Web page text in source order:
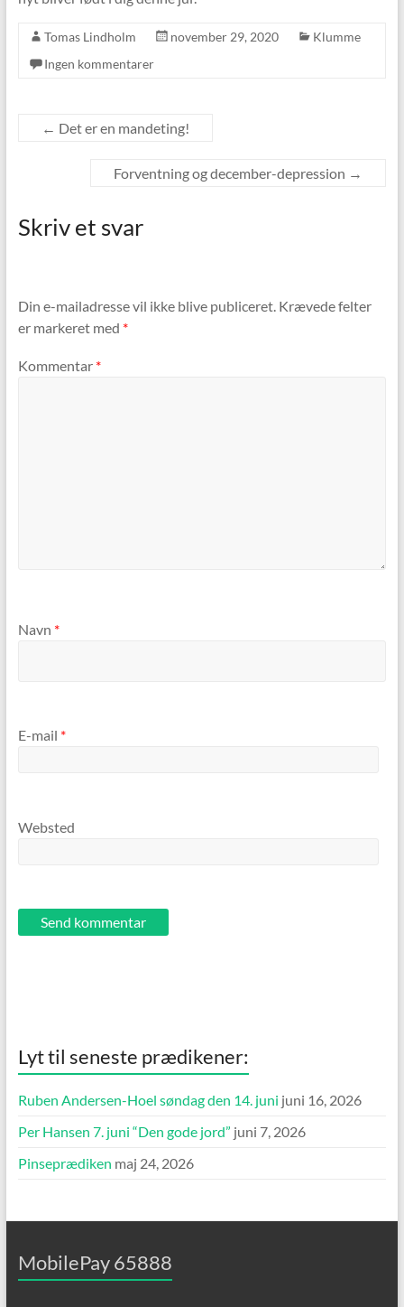
Tomas Lindholm november 29, 2020
Klumme
Ingen kommentarer
← Det er en mandeting!
Forventning og december-depression →
Skriv et svar
Din e-mailadresse vil ikke blive publiceret. Krævede felter
er markeret med *
Kommentar *
Navn *
E-mail *
Websted
Lyt til seneste prædikener:
Ruben Andersen-Hoel søndag den 14. juni juni 16, 2026
Per Hansen 7. juni “Den gode jord” juni 7, 2026
Pinseprædiken maj 24, 2026
MobilePay 65888